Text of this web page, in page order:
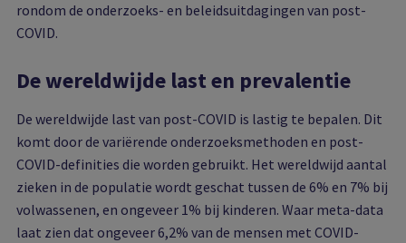
rondom de onderzoeks- en beleidsuitdagingen van post-
COVID.
De wereldwijde last en prevalentie
De wereldwijde last van post-COVID is lastig te bepalen. Dit
komt door de variërende onderzoeksmethoden en post-
COVID-definities die worden gebruikt. Het wereldwijd aantal
zieken in de populatie wordt geschat tussen de 6% en 7% bij
volwassenen, en ongeveer 1% bij kinderen. Waar meta-data
laat zien dat ongeveer 6,2% van de mensen met COVID-